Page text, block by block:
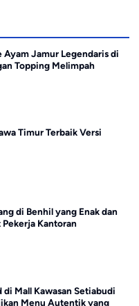
Ayam Jamur Legendaris di
Topping Melimpah
Timur Terbaik Versi
di Benhil yang Enak dan
Kantoran
di Mall Kawasan Setiabudi
Menu Autentik yang